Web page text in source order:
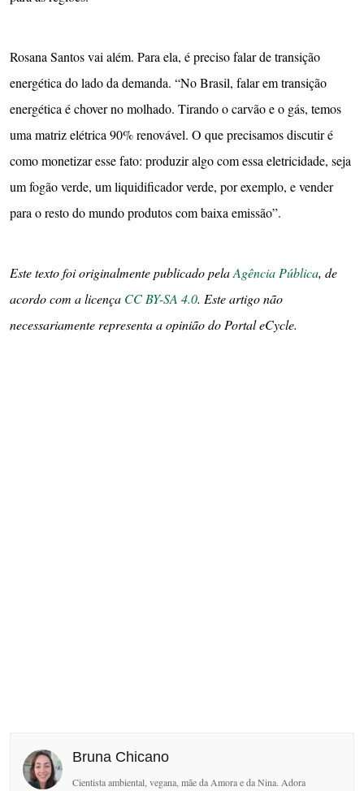
Rosana Santos vai além. Para ela, é preciso falar de transição
energética do lado da demanda. “No Brasil, falar em transição
energética é chover no molhado. Tirando o carvão e o gás, temos
uma matriz elétrica 90% renovável. O que precisamos discutir é
como monetizar esse fato: produzir algo com essa eletricidade, seja
um fogão verde, um liquidificador verde, por exemplo, e vender
para o resto do mundo produtos com baixa emissão”.
Este texto foi originalmente publicado pelaAgência Pública, de
acordo com a licença CC BY-SA 4.0. Este artigo não
necessariamente representa a opinião do Portal eCycle.
Bruna Chicano
Cientista ambiental, vegana, mãe da Amora e da Nina. Adora